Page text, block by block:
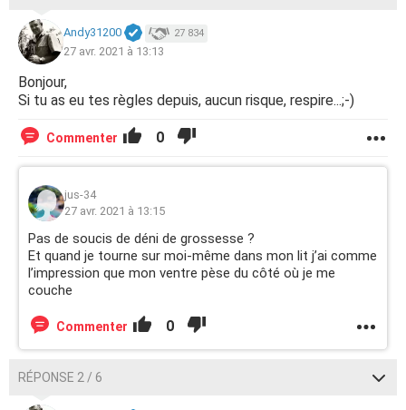
Andy31200 27 834
27 avr. 2021 à 13:13
Bonjour,
Si tu as eu tes règles depuis, aucun risque, respire...;-)
Commenter 0
jus-34
27 avr. 2021 à 13:15
Pas de soucis de déni de grossesse ?
Et quand je tourne sur moi-même dans mon lit j’ai comme
l’impression que mon ventre pèse du côté où je me
couche
Commenter 0
RÉPONSE 2 / 6